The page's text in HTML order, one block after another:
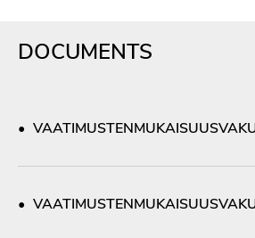
DOCUMENTS